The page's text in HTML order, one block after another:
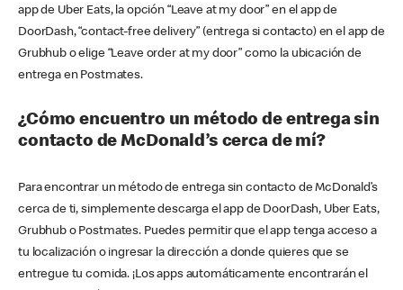
app de Uber Eats, la opción “Leave at my door” en el app de
DoorDash, “contact-free delivery” (entrega si contacto) en el app de
Grubhub o elige “Leave order at my door” como la ubicación de
entrega en Postmates.
¿Cómo encuentro un método de entrega sin
contacto de McDonald’s cerca de mí?
Para encontrar un método de entrega sin contacto de McDonald’s
cerca de ti, simplemente descarga el app de DoorDash, Uber Eats,
Grubhub o Postmates. Puedes permitir que el app tenga acceso a
tu localización o ingresar la dirección a donde quieres que se
entregue tu comida. ¡Los apps automáticamente encontrarán el